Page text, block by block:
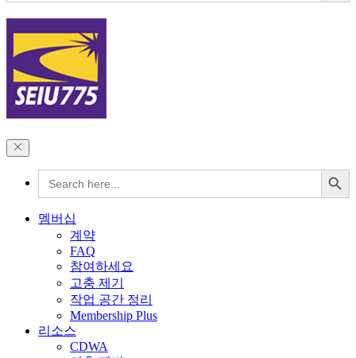
Search
for:
Search Button
멤버십
계약
FAQ
참여하세요
고충 제기
작업 공간 정리
Membership Plus
리소스
CDWA